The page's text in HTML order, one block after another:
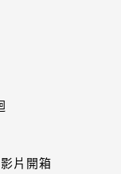
片開箱